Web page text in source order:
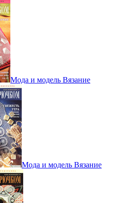
Мода и модель Вязание
Мода и модель Вязание